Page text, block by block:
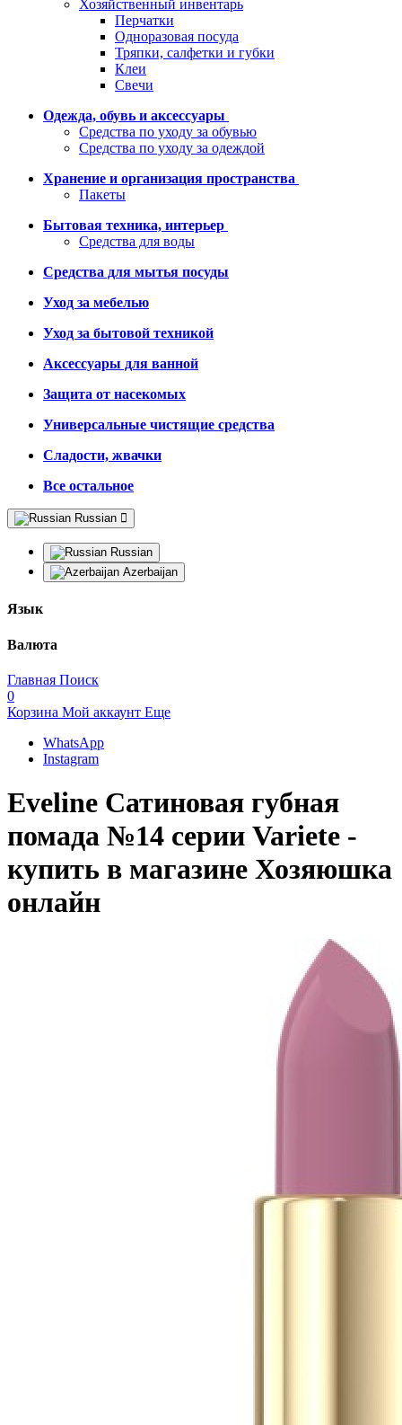
Хозяйственный инвентарь
Перчатки
Одноразовая посуда
Тряпки, салфетки и губки
Клеи
Свечи
Одежда, обувь и аксессуары
Средства по уходу за обувью
Средства по уходу за одеждой
Хранение и организация пространства
Пакеты
Бытовая техника, интерьер
Средства для воды
Средства для мытья посуды
Уход за мебелью
Уход за бытовой техникой
Аксессуары для ванной
Защита от насекомых
Универсальные чистящие средства
Сладости, жвачки
Все остальное
Russian
Russian
Azerbaijan
Язык
Валюта
Главная Поиск
0
Корзина Мой аккаунт Еще
WhatsApp
Instagram
Eveline Сатиновая губная
помада №14 серии Variete -
купить в магазине Хозяюшка
онлайн